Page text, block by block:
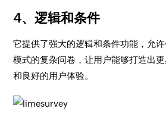
4、逻辑和条件
它提供了强大的逻辑和条件功能，允
模式的复杂问卷，让用户能够打造出
和良好的用户体验。